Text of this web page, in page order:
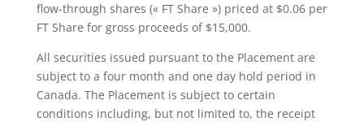
flow-through shares (« FT Share ») priced at $0.06 per
FT Share for gross proceeds of $15,000.
All securities issued pursuant to the Placement are
subject to a four month and one day hold period in
Canada. The Placement is subject to certain
conditions including, but not limited to, the receipt